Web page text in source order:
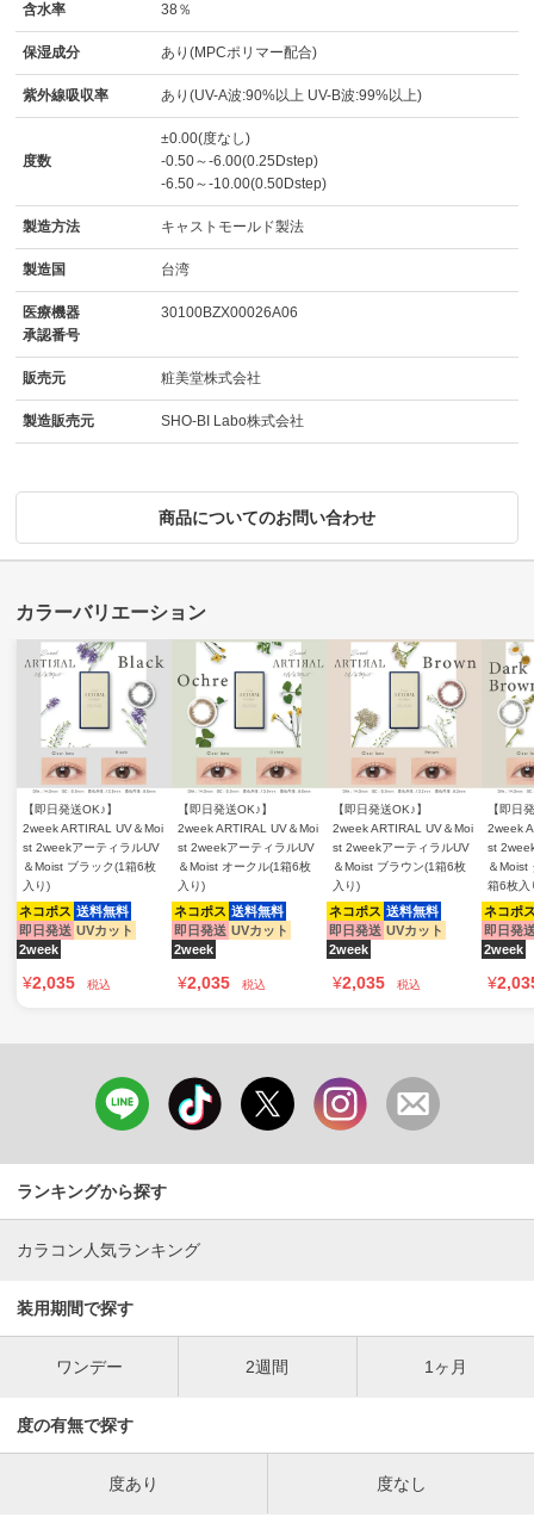
含水率 38％
保湿成分 あり(MPCポリマー配合)
紫外線吸収率 あり(UV-A波:90%以上 UV-B波:99%以上)
度数
±0.00(度なし)
-0.50～-6.00(0.25Dstep)
-6.50～-10.00(0.50Dstep)
製造方法 キャストモールド製法
製造国 台湾
医療機器
承認番号
30100BZX00026A06
販売元 粧美堂株式会社
製造販売元 SHO-BI Labo株式会社
商品についてのお問い合わせ
【即日発送OK♪】
2week ARTIRAL UV＆Moi
st 2weekアーティラルUV
＆Moist ブラック(1箱6枚
入り)
ネコポス 送料無料
即日発送 UVカット
2week
¥2,035 税込
【即日発送OK♪】
2week ARTIRAL UV＆Moi
st 2weekアーティラルUV
＆Moist オークル(1箱6枚
入り)
ネコポス 送料無料
即日発送 UVカット
2week
¥2,035 税込
【即日発送OK♪】
2week ARTIRAL UV＆Moi
st 2weekアーティラルUV
＆Moist ブラウン(1箱6枚
入り)
ネコポス 送料無料
即日発送 UVカット
2week
¥2,035 税込
【即日
2week
st
＆Moist
箱6枚入
ネコポ
即日発
2week
¥
ランキングから探す
カラコン人気ランキング
装用期間で探す
ワンデー 2週間 1ヶ月
度の有無で探す
度あり 度なし